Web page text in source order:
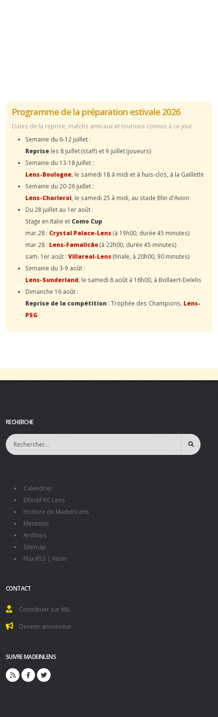
Programme de la préparation estivale 2026
Dates de la reprise, matchs amicaux et tournois connus à ce jour.
Semaine du 6-12 juillet :
Reprise les 8 juillet (staff) et 9 juillet (joueurs)
Semaine du 13-18 juillet :
Lens-Boulogne , le samedi 18 à midi et à huis-clos, à la Gaillette
Semaine du 20-26 juillet :
Lens-Charleroi , le samedi 25 à midi, au stade Blin d'Avion
Du 28 juillet au 1er août :
Stage en Italie et Como Cup
mar.28 : Crystal Palace-Lens (à 19h00, durée 45 minutes)
mar.28 : Lens-Famalicão(à 22h00, durée 45 minutes)
sam. 1er août : Villareal-Lens (finale, à 20h00, 90 minutes)
Semaine du 3-9 août :
Lens-Sunderland , le samedi 8 août à 16h00, à Bollaert-Delelis
Dimanche 16 août :
Reprise de la compétition : Trophée des Champions, Lens-
PSG
RECHERCHE
Calendrier
Effectif RC Lens
Histoire de MadeInLens
Mentions
Archives
Sitemap
Flux RSS | Atom
CONTACT
Contribuer sur MiL
Devenir annonceur
SUIVRE MADEINLENS